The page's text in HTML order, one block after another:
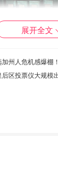
展开全文
州人危机感爆棚